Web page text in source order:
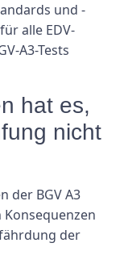
und -
alle EDV-
A3-Tests
hat es,
nicht
der BGV A3
der